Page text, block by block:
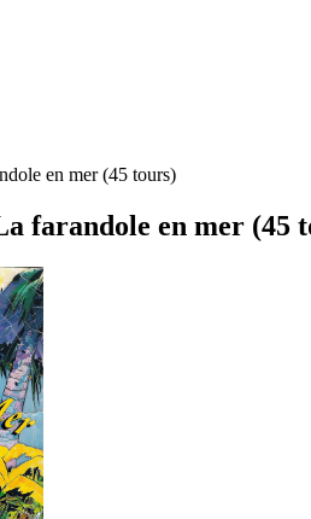
en mer (45 tours)
farandole en mer (45